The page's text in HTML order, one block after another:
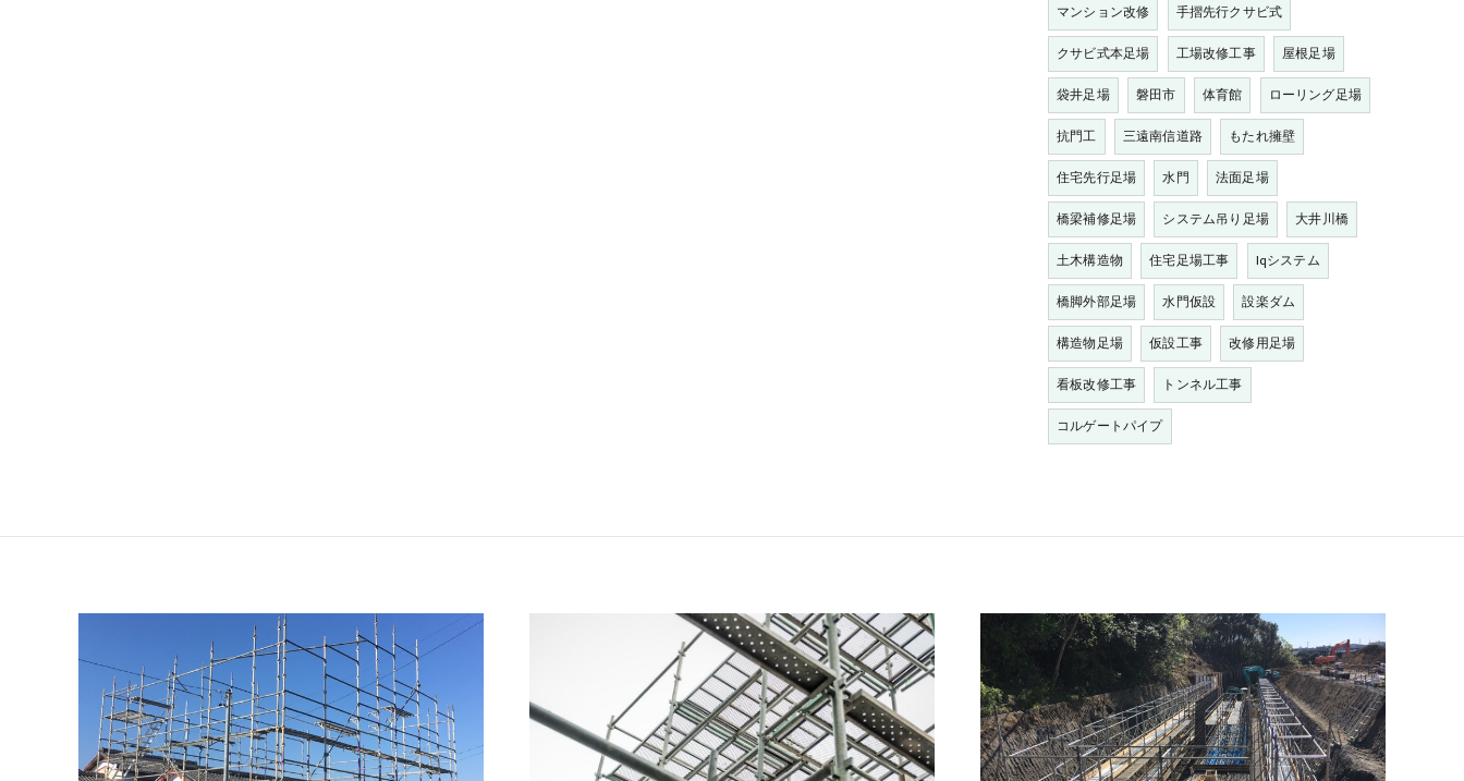
マンション改修
手摺先行クサビ式
クサビ式本足場
工場改修工事
屋根足場
袋井足場
磐田市 体育館
ローリング足場
抗門工
三遠南信道路
もたれ擁壁
住宅先行足場
水門
法面足場
橋梁補修足場
システム吊り足場
大井川橋
土木構造物
住宅足場工事
Iqシステム
橋脚外部足場
水門仮設
設楽ダム
構造物足場
仮設工事
改修用足場
看板改修工事
トンネル工事
コルゲートパイプ